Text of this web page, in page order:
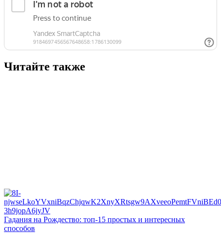
Читайте также
Гадания на Рождество: топ-15 простых и интересных
способов